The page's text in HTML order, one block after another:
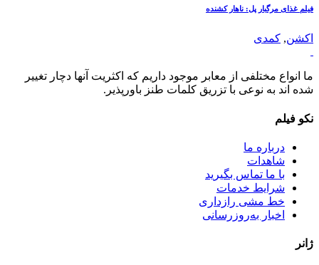
فیلم غذای مرگبار پل: ناهار کشنده
اکشن, کمدی
ما انواع مختلفی از معابر موجود داریم که اکثریت آنها دچار تغییر
شده اند به نوعی با تزریق کلمات طنز باورپذیر.
نکو فیلم
درباره ما
شاهدات
با ما تماس بگیرید
شرایط خدمات
خط مشی رازداری
اخبار به‌روزرسانی
ژانر